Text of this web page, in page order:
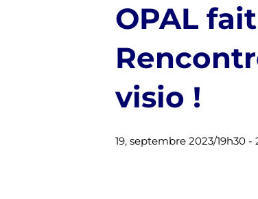
OPAL
visio !
19, septembre 2023/19h30 -